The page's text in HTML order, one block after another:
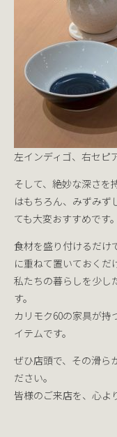
左インディゴ、右セピ
そして、絶妙な深さを
はもちろん、みずみず
ても大変おすすめです。
食材を盛り付けるだけ
に重ねて置いておくだ
私たちの暮らしを少し
す。
カリモク60の家具が持
イテムです。
ぜひ店頭で、その滑ら
ださい。
皆様のご来店を、心よ